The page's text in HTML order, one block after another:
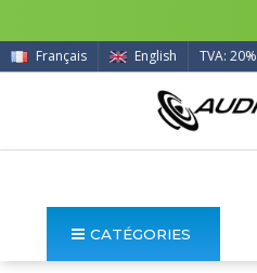
Français English TVA: 20%
CATÉGORIES